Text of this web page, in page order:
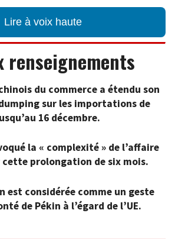
Lire à voix haute
renseignements
du commerce a étendu son
sur les importations de
16 décembre.
la « complexité » de l’affaire
prolongation de six mois.
est considérée comme un geste
de Pékin à l’égard de l’UE.